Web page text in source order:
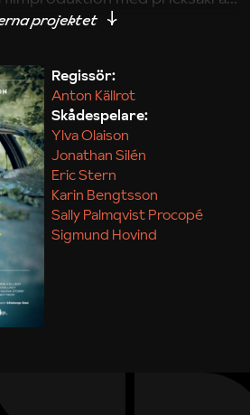
det kan vara att omsätta
Regissör:
Anton Källrot
Skådespelare:
Ylva Olaison
Jonathan Silén
Eric Stern
Karin Bengtsson
Sally Palmqvist Procopé
Sigmund Hovind